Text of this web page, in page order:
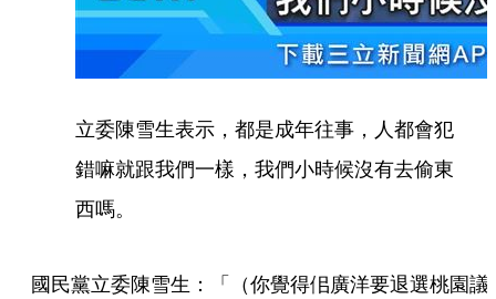
立委陳雪生表示，都是成年往事，人都會犯
錯嘛就跟我們一樣，我們小時候沒有去偷東
西嗎。
國民黨立委陳雪生：「（你覺得佀廣洋要退選桃園議